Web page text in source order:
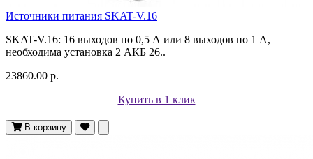
Источники питания SKAT-V.16
SKAT-V.16: 16 выходов по 0,5 А или 8 выходов по 1 А,
необходима установка 2 АКБ 26..
23860.00 р.
Купить в 1 клик
В корзину